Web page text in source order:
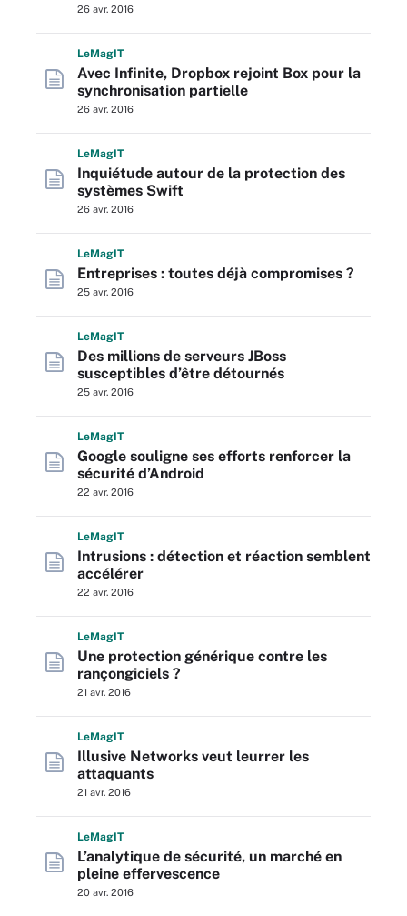
26 avr. 2016
LeMagIT
Avec Infinite, Dropbox rejoint Box pour la
synchronisation partielle
26 avr. 2016
LeMagIT
Inquiétude autour de la protection des
systèmes Swift
26 avr. 2016
LeMagIT
Entreprises : toutes déjà compromises ?
25 avr. 2016
LeMagIT
Des millions de serveurs JBoss
susceptibles d’être détournés
25 avr. 2016
LeMagIT
Google souligne ses efforts renforcer la
sécurité d’Android
22 avr. 2016
LeMagIT
Intrusions : détection et réaction semblent
accélérer
22 avr. 2016
LeMagIT
Une protection générique contre les
rançongiciels ?
21 avr. 2016
LeMagIT
Illusive Networks veut leurrer les
attaquants
21 avr. 2016
LeMagIT
L’analytique de sécurité, un marché en
pleine effervescence
20 avr. 2016